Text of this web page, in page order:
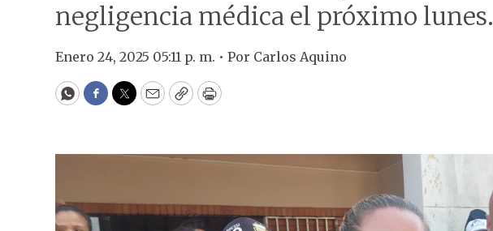
negligencia médica el próximo lunes.
Enero 24, 2025 05:11 p. m. • Por Carlos Aquino
WhatsApp
Facebook
Twitter
EmailCopyPrint